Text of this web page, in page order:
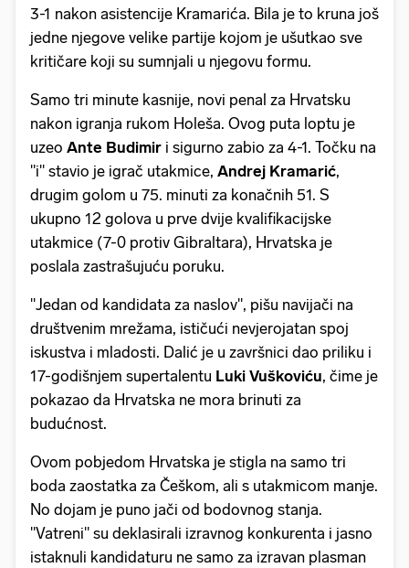
3-1 nakon asistencije Kramarića. Bila je to kruna još
jedne njegove velike partije kojom je ušutkao sve
kritičare koji su sumnjali u njegovu formu.
Samo tri minute kasnije, novi penal za Hrvatsku
nakon igranja rukom Holeša. Ovog puta loptu je
uzeo Ante Budimir i sigurno zabio za 4-1. Točku na
"i" stavio je igrač utakmice, Andrej Kramarić,
drugim golom u 75. minuti za konačnih 51. S
ukupno 12 golova u prve dvije kvalifikacijske
utakmice (7-0 protiv Gibraltara), Hrvatska je
poslala zastrašujuću poruku.
"Jedan od kandidata za naslov", pišu navijači na
društvenim mrežama, ističući nevjerojatan spoj
iskustva i mladosti. Dalić je u završnici dao priliku i
17-godišnjem supertalentu Luki Vuškoviću, čime je
pokazao da Hrvatska ne mora brinuti za
budućnost.
Ovom pobjedom Hrvatska je stigla na samo tri
boda zaostatka za Češkom, ali s utakmicom manje.
No dojam je puno jači od bodovnog stanja.
"Vatreni" su deklasirali izravnog konkurenta i jasno
istaknuli kandidaturu ne samo za izravan plasman